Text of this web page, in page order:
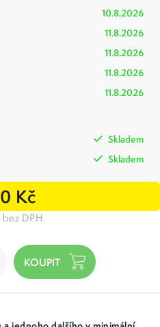
10.8.2026
11.8.2026
11.8.2026
11.8.2026
11.8.2026
Skladem
Skladem
Kč
bez DPH